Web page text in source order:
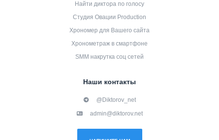
Найти диктора по голосу
Студия Овации Production
Хрономер для Вашего сайта
Хронометраж в смартфоне
SMM накрутка соц сетей
Наши контакты
@Diktorov_net
admin@diktorov.net